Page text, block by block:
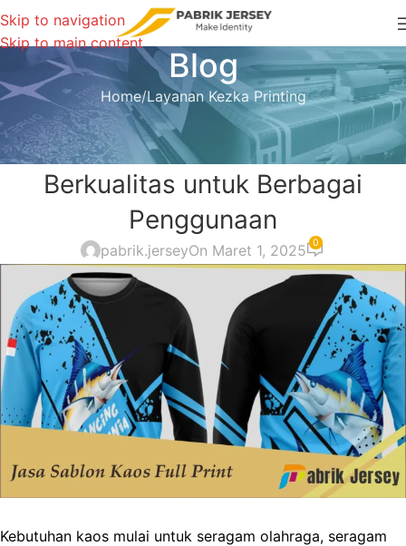
Skip to navigation
Skip to main content
Blog
Home Layanan Kezka Printing
LAYANAN KEZKA PRINTING
Jasa Sablon Kaos Full Print
Berkualitas untuk Berbagai
Penggunaan
pabrik.jerseyOn Maret 1, 2025 0
Kebutuhan kaos mulai untuk seragam olahraga, seragam